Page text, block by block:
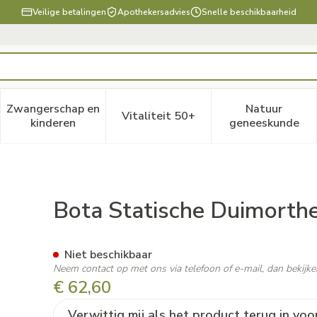
Veilige betalingen Apothekersadvies Snelle beschikbaarheid
verzorging en hygiëne categorie
voor Dieet, voeding en vitamines categorie
Zwangerschap en
kinderenToon submenu voor Zwangerschap en kinderen
Vitaliteit 50+Toon submenu voor Vitaliteit
Natuur
geneeskunde
Toon
Bota Statische
€ 62,60
Niet beschikbaar
Neem contact op met ons via telefoon of e-mail, dan